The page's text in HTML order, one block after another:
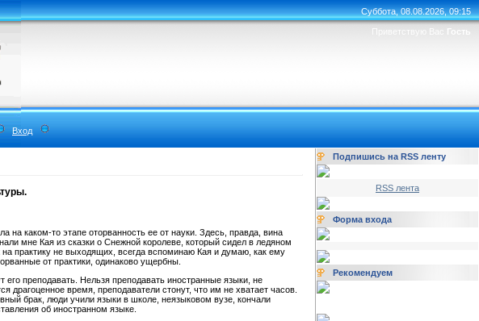
Суббота, 08.08.2026, 09:15
Приветствую Вас Гость
Вход
на каком-то этапе оторванность ее от науки. Здесь, правда, вина
мне Кая из сказки о Снежной королеве, который сидел в ледяном
на практику не выходящих, всегда вспоминаю Кая и думаю, как ему
от практики, одинаково ущербны.
преподавать. Нельзя преподавать иностранные языки, не
драгоценное время, преподаватели стонут, что им не хватает часов.
брак, люди учили языки в школе, неязыковом вузе, кончали
об иностранном языке.
Подпишись на RSS ленту
RSS лента
Форма входа
Рекомендуем